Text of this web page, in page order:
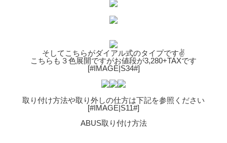
そしてこちらがダイアル式のタイプです✌️
こちらも３色展開ですがお値段が3,280+TAXです
[#IMAGE|S34#]
取り付け方法や取り外しの仕方は下記を参照ください
[#IMAGE|S11#]
ABUS取り付け方法